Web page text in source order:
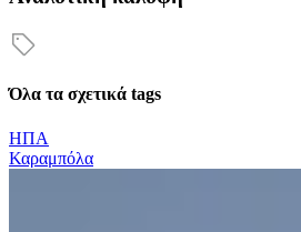
Όλα τα σχετικά tags
ΗΠΑ
Καραμπόλα